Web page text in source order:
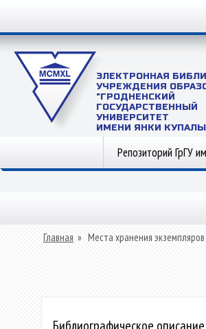
ЭЛЕКТРОННАЯ
УЧРЕЖДЕНИЯ
"ГРОДНЕНСКИЙ
ГОСУДАРСТВЕННЫЙ
УНИВЕРСИТЕТ
ИМЕНИ ЯНКИ
Репозиторий ГрГУ
Главная » Места хранения экземпляров